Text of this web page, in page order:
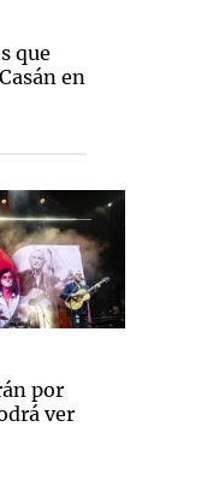
que
en
por
ver